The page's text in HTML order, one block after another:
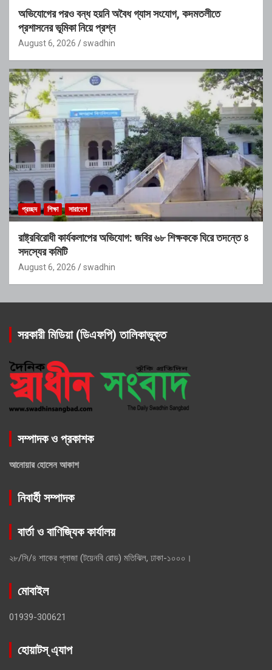
অভিযোগের পরও বন্ধ হয়নি অবৈধ গ্যাস সংযোগ, কদমতলীতে
প্রশাসনের ভূমিকা নিয়ে প্রশ্ন
August 6, 2026 swadhin
প্রচ্ছদ শিক্ষা সারাদেশ
রাষ্ট্রবিরোধী কার্যকলাপের অভিযোগ: জবির ৬৮ শিক্ষককে ঘিরে তদন্তে ৪
সদস্যের কমিটি
August 6, 2026 swadhin
সরকারী মিডিয়া (ডিএফপি) তালিকাভুক্ত
সম্পাদক ও প্রকাশক
আনোয়ার হোসেন আকাশ
নিবার্হী সম্পাদক
বার্তা ও বাণিজ্যিক কার্যালয়
২৮/সি/৪ শাকের প্লাজা (টয়েনবি রোড) মতিঝিল, ঢাকা-১০০০।
মোবাইল
01939-300621
হোয়াটস্ এ্যাপ